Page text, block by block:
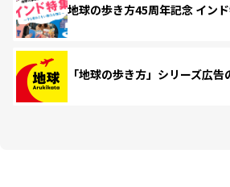
地球の歩き方45周年記念 イン
「地球の歩き方」シリーズ広告